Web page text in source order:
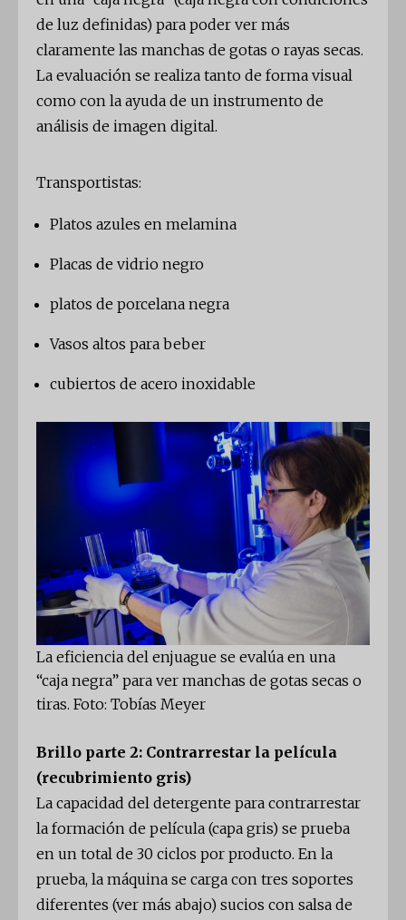
de luz definidas) para poder ver más
claramente las manchas de gotas o rayas secas.
La evaluación se realiza tanto de forma visual
como con la ayuda de un instrumento de
análisis de imagen digital.
Transportistas:
Platos azules en melamina
Placas de vidrio negro
platos de porcelana negra
Vasos altos para beber
cubiertos de acero inoxidable
La eficiencia del enjuague se evalúa en una
“caja negra” para ver manchas de gotas secas o
tiras. Foto: Tobías Meyer
Brillo parte 2: Contrarrestar la película
(recubrimiento gris)
La capacidad del detergente para contrarrestar
la formación de película (capa gris) se prueba
en un total de 30 ciclos por producto. En la
prueba, la máquina se carga con tres soportes
diferentes (ver más abajo) sucios con salsa de